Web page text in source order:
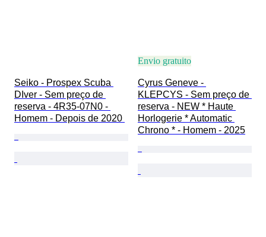
Seiko - Prospex Scuba
DIver - Sem preço de
reserva - 4R35-07N0 -
Homem - Depois de 2020
Envio gratuito
Cyrus Geneve -
KLEPCYS - Sem preço de
reserva - NEW * Haute
Horlogerie * Automatic
Chrono * - Homem - 2025